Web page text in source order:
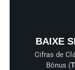
BAIXE
Cifras de
Bônus (